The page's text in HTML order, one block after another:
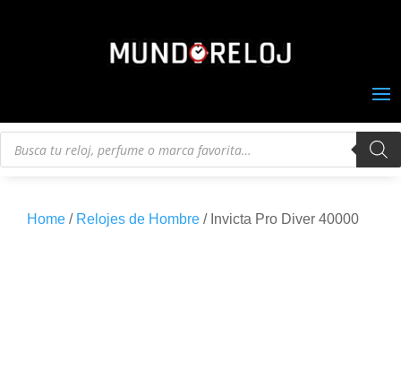
Búsqueda
Home / Relojes de Hombre / Invicta Pro Diver 40000